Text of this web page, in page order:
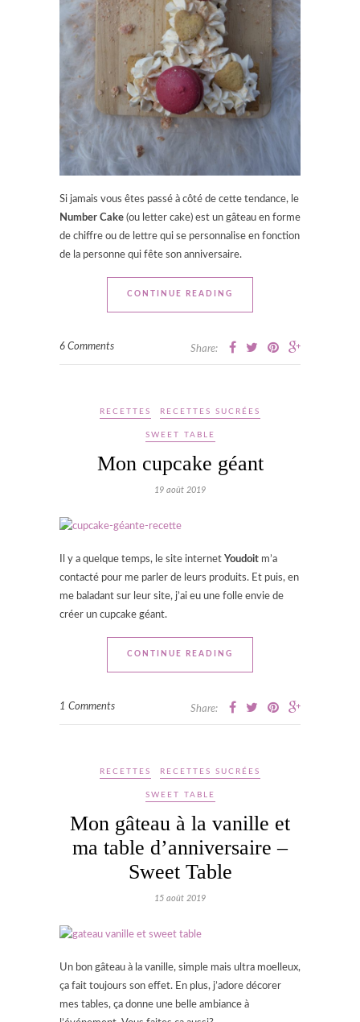
Si jamais vous êtes passé à côté de cette tendance, le
Number Cake (ou letter cake) est un gâteau en forme
de chiffre ou de lettre qui se personnalise en fonction
de la personne qui fête son anniversaire.
CONTINUE READING
6 Comments Share:
RECETTES RECETTES SUCRÉES
SWEET TABLE
Mon cupcake géant
19 août 2019
Il y a quelque temps, le site internet Youdoit m’a
contacté pour me parler de leurs produits. Et puis, en
me baladant sur leur site, j’ai eu une folle envie de
créer un cupcake géant.
CONTINUE READING
1 Comments Share:
RECETTES RECETTES SUCRÉES
SWEET TABLE
Mon gâteau à la vanille et
ma table d’anniversaire –
Sweet Table
15 août 2019
Un bon gâteau à la vanille, simple mais ultra moelleux,
ça fait toujours son effet. En plus, j’adore décorer
mes tables, ça donne une belle ambiance à